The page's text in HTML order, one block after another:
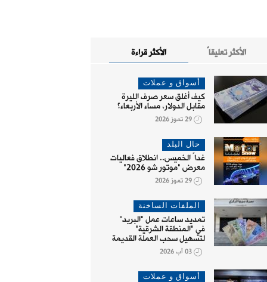
الأكثر قراءة الأكثر تعليقاً
أسواق و عملات
كيف أغلق سعر صرف الليرة
مقابل الدولار، مساء الأربعاء؟
29 تموز 2026
حال البلد
غداً الخميس.. انطلاق فعاليات
معرض "موتور شو 2026"
29 تموز 2026
الملفات الساخنة
تمديد ساعات عمل "البريد"
في "المنطقة الشرقية"
لتسهيل سحب العملة القديمة
03 آب 2026
أسواق و عملات